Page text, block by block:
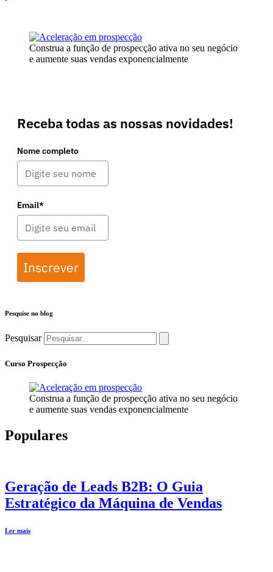
Construa a função de prospecção ativa no seu negócio
e aumente suas vendas exponencialmente
Receba todas as nossas novidades!
Nome completo
Email*
Inscrever
Pesquise no blog
Pesquisar
Curso Prospecção
Construa a função de prospecção ativa no seu negócio
e aumente suas vendas exponencialmente
Populares
Geração de Leads B2B: O Guia
Estratégico da Máquina de Vendas
Ler mais